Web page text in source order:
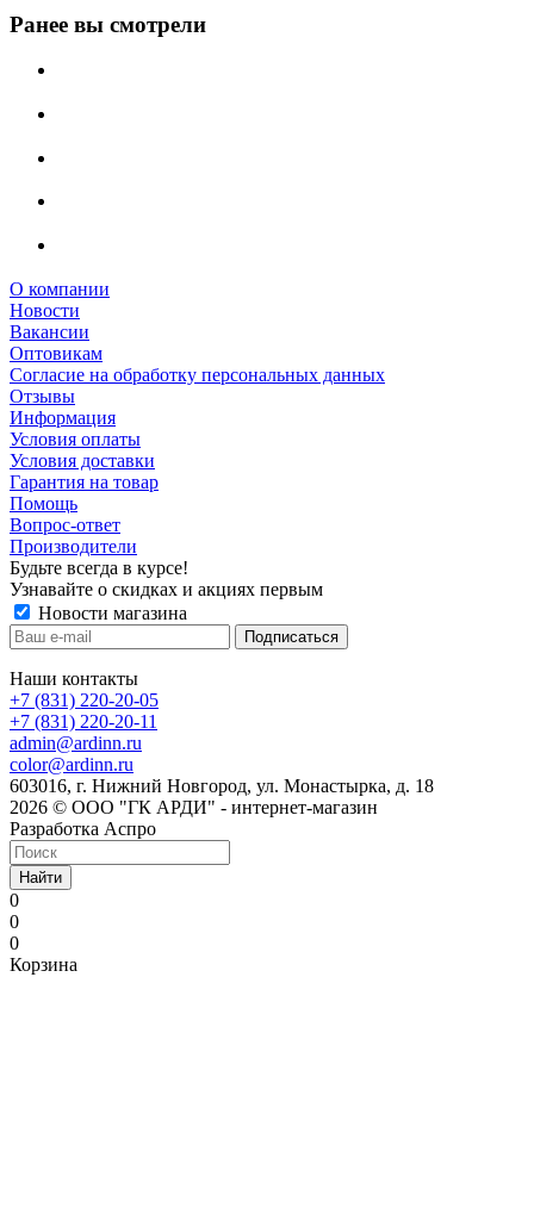
Ранее вы смотрели
О компании
Новости
Вакансии
Оптовикам
Cогласие на обработку персональных данных
Отзывы
Информация
Условия оплаты
Условия доставки
Гарантия на товар
Помощь
Вопрос-ответ
Производители
Будьте всегда в курсе!
Узнавайте о скидках и акциях первым
Новости магазина
Наши контакты
+7 (831) 220-20-05
+7 (831) 220-20-11
admin@ardinn.ru
color@ardinn.ru
603016, г. Нижний Новгород, ул. Монастырка, д. 18
2026 © ООО "ГК АРДИ" - интернет-магазин
Разработка Аспро
Найти
0
0
0
Корзина